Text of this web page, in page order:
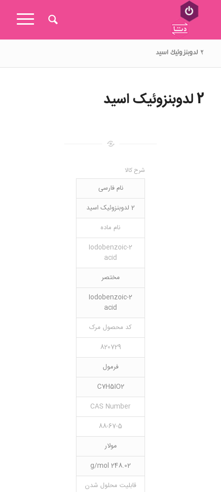
۲ لدوبنزوئیک اسید
2 لدوبنزوئیک اسید
شرح کالا
نام فارسی
2 لدوبنزوئیک اسید
نام ماده
2-Iodobenzoic
acid
مختصر
2-Iodobenzoic
acid
کد محصول مرک
820729
فرمول
C7H5IO2
CAS Number
88-67-5
مولار
248.02 g/mol
قابلیت محلول شدن